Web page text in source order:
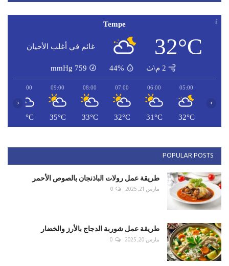
Tempe
32°C غائم في أغلب الأحيان
2 م\ث 44%
759
mmHg
05:00
32°C
06:00
31°C
07:00
32°C
08:00
33°C
09:00
35°C
10:00
36°C
‹ ›
POPULAR POSTS
طريقة عمل رولات الباذنجان بالصوص الأحمر
مارس 21, 2025 0
طريقة عمل شوربة الدجاج بالأرز والخضار
مارس 20, 2025 0